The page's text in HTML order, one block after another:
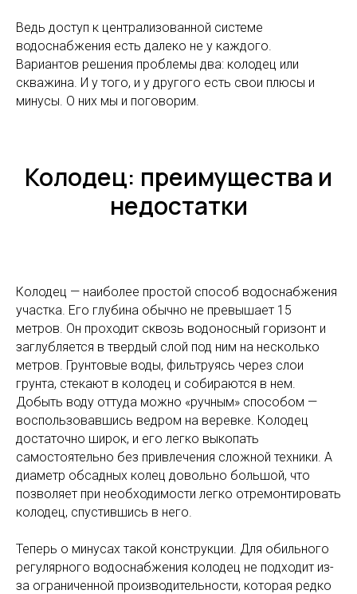
Ведь доступ к централизованной системе
водоснабжения есть далеко не у каждого.
Вариантов решения проблемы два: колодец или
скважина. И у того, и у другого есть свои плюсы и
минусы. О них мы и поговорим.
Колодец: преимущества и
недостатки
Колодец — наиболее простой способ водоснабжения
участка. Его глубина обычно не превышает 15
метров. Он проходит сквозь водоносный горизонт и
заглубляется в твердый слой под ним на несколько
метров. Грунтовые воды, фильтруясь через слои
грунта, стекают в колодец и собираются в нем.
Добыть воду оттуда можно «ручным» способом —
воспользовавшись ведром на веревке. Колодец
достаточно широк, и его легко выкопать
самостоятельно без привлечения сложной техники. А
диаметр обсадных колец довольно большой, что
позволяет при необходимости легко отремонтировать
колодец, спустившись в него.
Теперь о минусах такой конструкции. Для обильного
регулярного водоснабжения колодец не подходит из-
за ограниченной производительности, которая редко